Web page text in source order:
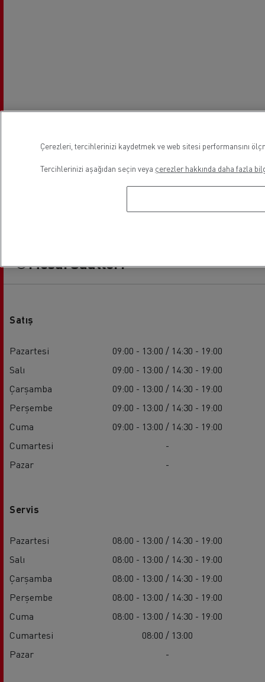
Mesai Saatleri
Satış
Pazartesi
09:00 - 13:00 / 14:30 - 19:00
Salı
09:00 - 13:00 / 14:30 - 19:00
Çarşamba
09:00 - 13:00 / 14:30 - 19:00
Perşembe
09:00 - 13:00 / 14:30 - 19:00
Cuma
09:00 - 13:00 / 14:30 - 19:00
Cumartesi
-
Pazar
-
Servis
Pazartesi
08:00 - 13:00 / 14:30 - 19:00
Salı
08:00 - 13:00 / 14:30 - 19:00
Çarşamba
08:00 - 13:00 / 14:30 - 19:00
Perşembe
08:00 - 13:00 / 14:30 - 19:00
Cuma
08:00 - 13:00 / 14:30 - 19:00
Cumartesi
08:00 / 13:00
Pazar
-
Çerezleri, tercihlerinizi kaydetmek ve web sitesi performansını
Tercihlerinizi aşağıdan seçin veya çerezler hakkında daha fazla